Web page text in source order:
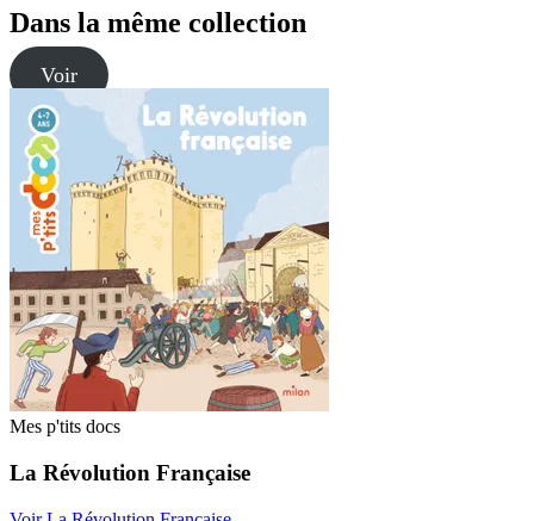
Dans la même collection
Voir
Mes p'tits docs
La Révolution Française